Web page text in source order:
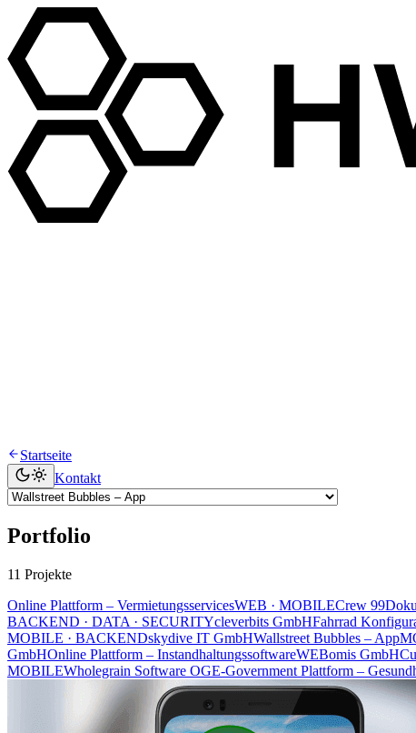
Startseite
Kontakt
Portfolio
11 Projekte
Online Plattform – VermietungsservicesWEB · MOBILECrew 99
BACKEND · DATA · SECURITYcleverbits GmbHFahrrad
MOBILE · BACKENDskydive IT GmbHWallstreet Bubbles – App
GmbHOnline Plattform – InstandhaltungssoftwareWEBomis GmbH
MOBILEWholegrain Software OGE-Government Plattform –